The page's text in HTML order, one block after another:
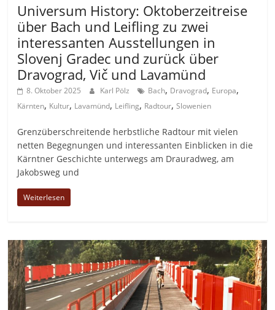
Universum History: Oktoberzeitreise
über Bach und Leifling zu zwei
interessanten Ausstellungen in
Slovenj Gradec und zurück über
Dravograd, Vič und Lavamünd
8. Oktober 2025 Karl Pölz Bach, Dravograd, Europa,
Kärnten, Kultur, Lavamünd, Leifling, Radtour,Slowenien
Grenzüberschreitende herbstliche Radtour mit vielen
netten Begegnungen und interessanten Einblicken in die
Kärntner Geschichte unterwegs am Drauradweg, am
Jakobsweg und
Weiterlesen